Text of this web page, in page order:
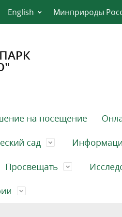
English Минприроды
на посещение
сад
Просвещать